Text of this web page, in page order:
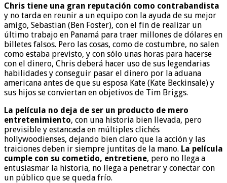
Chris tiene una gran reputación como contrabandista
y no tarda en reunir a un equipo con la ayuda de su mejor
amigo, Sebastian (Ben Foster), con el fin de realizar un
último trabajo en Panamá para traer millones de dólares en
billetes falsos. Pero las cosas, como de costumbre, no salen
como estaba previsto, y con sólo unas horas para hacerse
con el dinero, Chris deberá hacer uso de sus legendarias
habilidades y conseguir pasar el dinero por la aduana
americana antes de que su esposa Kate (Kate Beckinsale) y
sus hijos se conviertan en objetivos de Tim Briggs.
La película no deja de ser un producto de mero
entretenimiento, con una historia bien llevada, pero
previsible y estancada en múltiples clichés
hollywoodienses, dejando bien claro que la acción y las
traiciones deben ir siempre juntitas de la mano. La película
cumple con su cometido, entretiene, pero no llega a
entusiasmar la historia, no llega a penetrar y conectar con
un público que se queda frío.